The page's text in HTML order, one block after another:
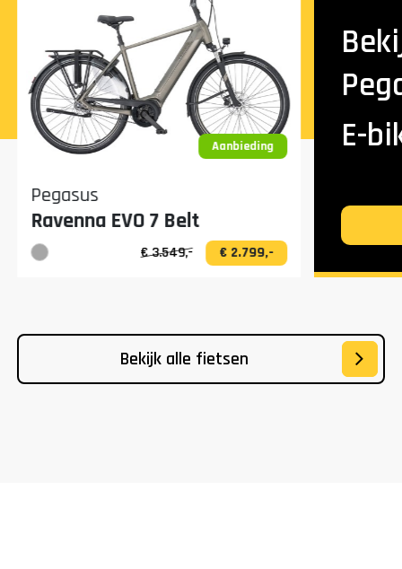
Aanbieding
Pegasus
Ravenna EVO 7 Belt
€ 2.799,-
€ 3.549,-
E-
Bekijk alle fietsen